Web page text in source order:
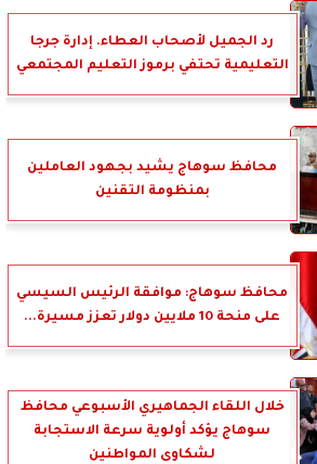
رد الجميل لأصحاب العطاء. إدارة جرجا
التعليمية تحتفي برموز التعليم المجتمعي
محافظ سوهاج يشيد بجهود العاملين
بمنظومة التقنين
محافظ سوهاج: موافقة الرئيس السيسي
على منحة 10 ملايين دولار تعزز مسيرة...
خلال اللقاء الجماهيري الأسبوعي محافظ
سوهاج يؤكد أولوية سرعة الاستجابة
لشكاوى المواطنين